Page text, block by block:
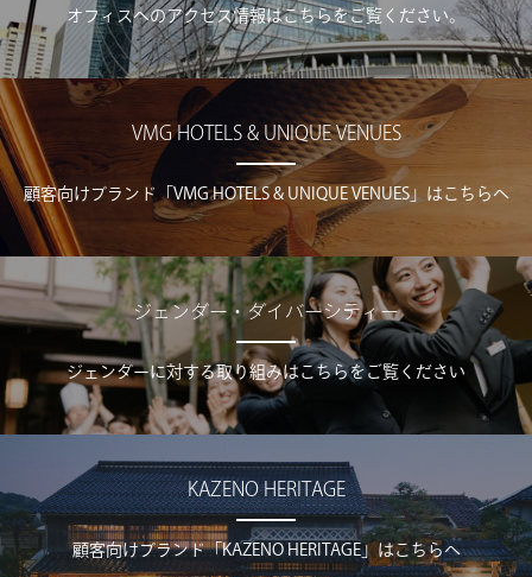
オフィスへのアクセス情報はこちらをご覧ください。
VMG HOTELS & UNIQUE VENUES
顧客向けブランド「VMG HOTELS & UNIQUE VENUES」はこちらへ
ジェンダー・ダイバーシティー
ジェンダーに対する取り組みはこちらをご覧ください
KAZENO HERITAGE
顧客向けブランド「KAZENO HERITAGE」はこちらへ